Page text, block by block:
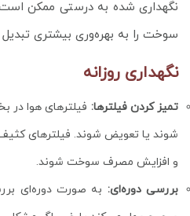
نگهداری شده به درستی ممکن است
سوخت را به بهره‌وری بیشتری تبدیل
نگهداری روزانه
تمیز کردن فیلترها: فیلترهای هوا در
شوند یا تعویض شوند. فیلترهای
و افزایش مصرف سوخت شوند.
بررسی دوره‌ای: به صورت دوره‌ای